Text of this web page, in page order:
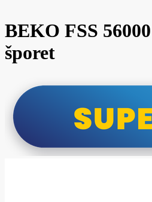
BEKO FSS
šporet